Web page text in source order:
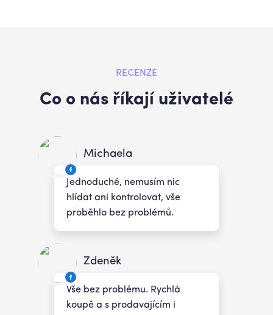
RECENZE
Co o nás říkají uživatelé
Michaela
Jednoduché, nemusím nic
hlídat ani kontrolovat, vše
proběhlo bez problémů.
Zdeněk
Vše bez problému. Rychlá
koupě a s prodavajícím i